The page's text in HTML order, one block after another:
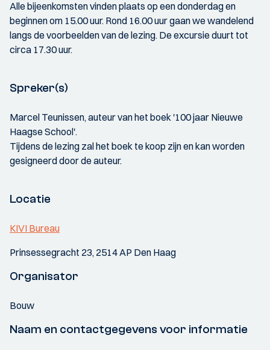
Alle bijeenkomsten vinden plaats op een donderdag en
beginnen om 15.00 uur. Rond 16.00 uur gaan we wandelend
langs de voorbeelden van de lezing. De excursie duurt tot
circa 17.30 uur.
Spreker(s)
Marcel Teunissen, auteur van het boek '100 jaar Nieuwe
Haagse School'.
Tijdens de lezing zal het boek te koop zijn en kan worden
gesigneerd door de auteur.
Locatie
KIVI Bureau
Prinsessegracht 23, 2514 AP Den Haag
Organisator
Bouw
Naam en contactgegevens voor informatie